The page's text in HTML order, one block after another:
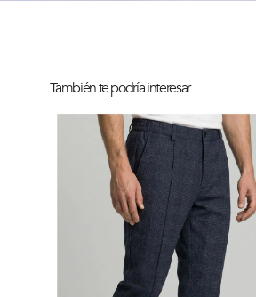
También te podría interesar